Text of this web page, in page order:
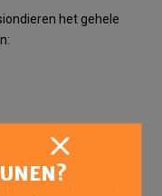
het gehele
de week.